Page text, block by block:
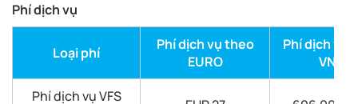
Phí dịch vụ
Loại phí
Phí dịch vụ theo
EURO
Phí dịch vụ
VND
Phí dịch vụ VFS